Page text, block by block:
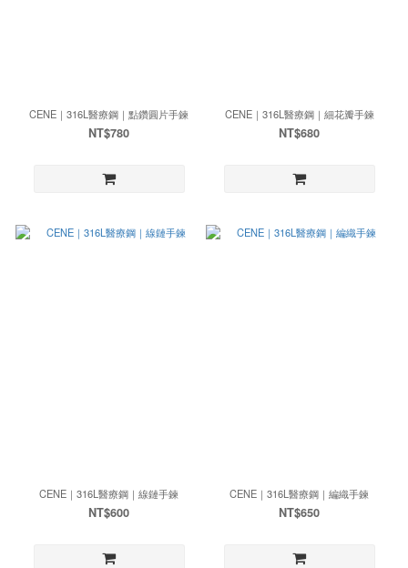
CENE｜316L醫療鋼｜點鑽圓片手鍊
NT$780
CENE｜316L醫療鋼｜細花瓣手鍊
NT$680
CENE｜316L醫療鋼｜線鏈手鍊
NT$600
CENE｜316L醫療鋼｜編織手鍊
NT$650